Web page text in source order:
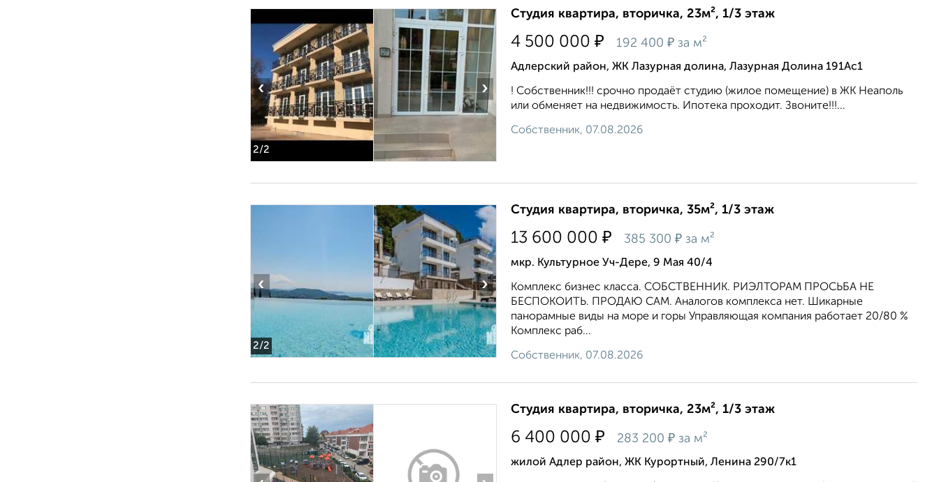
2/2
‹ ›
Студия квартира, вторичка, 23м², 1/3 этаж
4 500 000 ₽ 192 400 ₽ за м²
Адлерский район, ЖК Лазурная долина, Лазурная Долина 191Ас1
! Собственник!!! срочно продаёт студию (жилое помещение) в ЖК Неаполь
или обменяет на недвижимость. Ипотека проходит. Звоните!!!...
Собственник, 07.08.2026
2/2
‹ ›
Студия квартира, вторичка, 35м², 1/3 этаж
13 600 000 ₽ 385 300 ₽ за м²
мкр. Культурное Уч-Дере, 9 Мая 40/4
Комплекс бизнес класса. СОБСТВЕННИК. РИЭЛТОРАМ ПРОСЬБА НЕ
БЕСПОКОИТЬ. ПРОДАЮ САМ. Аналогов комплекса нет. Шикарные
панорамные виды на море и горы Управляющая компания работает 20/80 %
Комплекс раб...
Собственник, 07.08.2026
Студия квартира, вторичка, 23м², 1/3 этаж
6 400 000 ₽ 283 200 ₽ за м²
жилой Адлер район, ЖК Курортный, Ленина 290/7к1